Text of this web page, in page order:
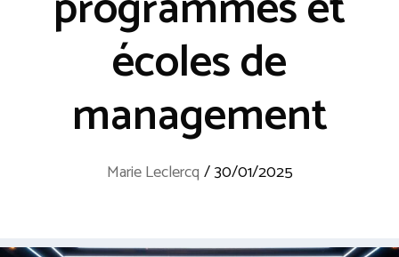
écoles de
management
Marie Leclercq /30/01/2025